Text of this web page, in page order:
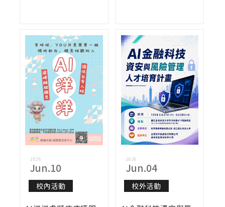
2026
Jun.10
校內活動
2026
Jun.04
校外活動